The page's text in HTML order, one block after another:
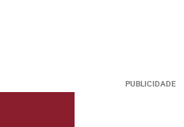
PUBLICIDADE